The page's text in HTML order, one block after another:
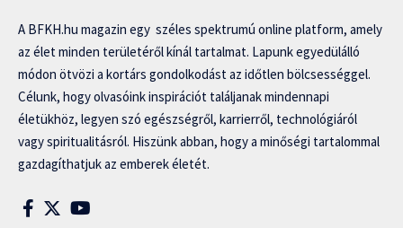
A BFKH.hu magazin egy széles spektrumú online platform, amely
az élet minden területéről kínál tartalmat. Lapunk egyedülálló
módon ötvözi a kortárs gondolkodást az időtlen bölcsességgel.
Célunk, hogy olvasóink inspirációt találjanak mindennapi
életükhöz, legyen szó egészségről, karrierről, technológiáról
vagy spiritualitásról. Hiszünk abban, hogy a minőségi tartalommal
gazdagíthatjuk az emberek életét.